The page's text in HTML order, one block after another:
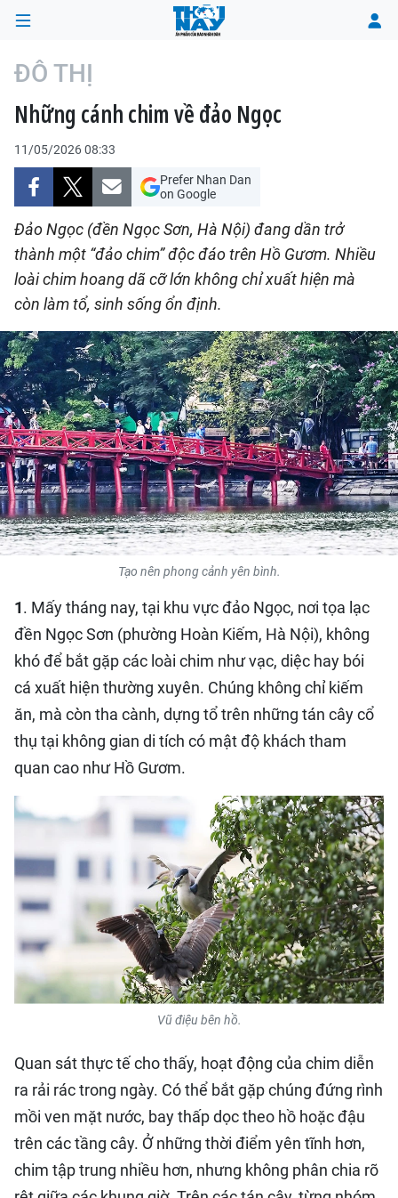
TRANG CHỦ
THỜI SỰ
CHÍNH TRỊ
XÃ HỘI
ĐÔ THỊ
VĂN HÓA - VĂN NGHỆ
QUỐC TẾ
THỂ THAO
DU LỊCH
HỒ SƠ - TƯ LIỆU
NHÂN DÂN ĐIỆN TỬ
NHÂN DÂN HẰNG THÁNG
NHÂN DÂN CUỐI TUẦN
ĐÔ THỊ
Những cánh chim về đảo Ngọc
11/05/2026 08:33
Prefer Nhan Dan
on Google
Đảo Ngọc (đền Ngọc Sơn, Hà Nội) đang dần trở
thành một “đảo chim” độc đáo trên Hồ Gươm. Nhiều
loài chim hoang dã cỡ lớn không chỉ xuất hiện mà
còn làm tổ, sinh sống ổn định.
Tạo nên phong cảnh yên bình.
1. Mấy tháng nay, tại khu vực đảo Ngọc, nơi tọa lạc
đền Ngọc Sơn (phường Hoàn Kiếm, Hà Nội), không
khó để bắt gặp các loài chim như vạc, diệc hay bói
cá xuất hiện thường xuyên. Chúng không chỉ kiếm
ăn, mà còn tha cành, dựng tổ trên những tán cây cổ
thụ tại không gian di tích có mật độ khách tham
quan cao như Hồ Gươm.
Vũ điệu bên hồ.
Quan sát thực tế cho thấy, hoạt động của chim diễn
ra rải rác trong ngày. Có thể bắt gặp chúng đứng rình
mồi ven mặt nước, bay thấp dọc theo hồ hoặc đậu
trên các tầng cây. Ở những thời điểm yên tĩnh hơn,
chim tập trung nhiều hơn, nhưng không phân chia rõ